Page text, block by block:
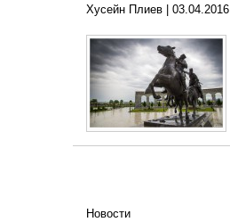
Хусейн Плиев | 03.04.2016
Новости